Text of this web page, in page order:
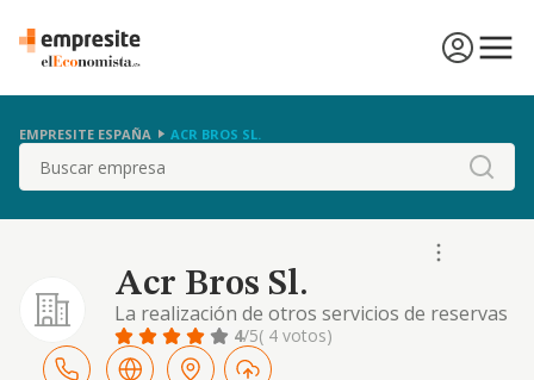
EMPRESITE ESPAÑA ACR BROS SL.
Buscar
Acr Bros Sl.
La realización de otros servicios de reservas
y actividades relacionadas con los mismos. y
la realización de actividades de
4/5( 4 votos)